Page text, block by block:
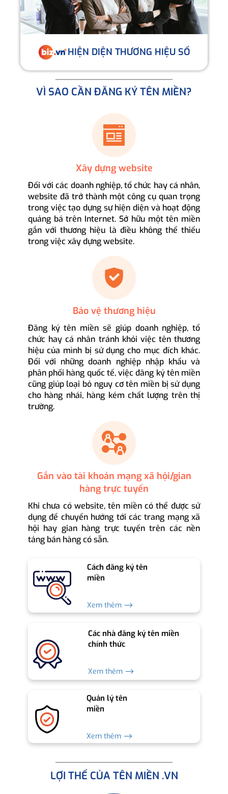
HIỆN DIỆN THƯƠNG HIỆU SỐ
VÌ SAO CẦN ĐĂNG KÝ TÊN MIỀN?
Xây dựng website
Đối với các doanh nghiệp, tổ chức hay cá nhân,
website đã trở thành một công cụ quan trọng
trong việc tạo dựng sự hiện diện và hoạt động
quảng bá trên Internet. Sở hữu một tên miền
gắn với thương hiệu là điều không thể thiếu
trong việc xây dựng website.
Bảo vệ thương hiệu
Đăng ký tên miền sẽ giúp doanh nghiệp, tổ
chức hay cá nhân tránh khỏi việc tên thương
hiệu của mình bị sử dụng cho mục đích khác.
Đối với những doanh nghiệp nhập khẩu và
phân phối hàng quốc tế, việc đăng ký tên miền
cũng giúp loại bỏ nguy cơ tên miền bị sử dụng
cho hàng nhái, hàng kém chất lượng trên thị
trường.
Gắn vào tài khoản mạng xã hội/gian
hàng trực tuyến
Khi chưa có website, tên miền có thể được sử
dụng để chuyển hướng tới các trang mạng xã
hội hay gian hàng trực tuyến trên các nền
tảng bán hàng có sẵn.
Cách đăng ký tên
miền
Xem thêm ⟶
Các nhà đăng ký tên miền
chính thức
Xem thêm ⟶
Quản lý tên
miền
Xem thêm ⟶
LỢI THẾ CỦA TÊN MIỀN .VN